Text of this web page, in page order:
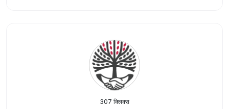
307 क्लिक्स